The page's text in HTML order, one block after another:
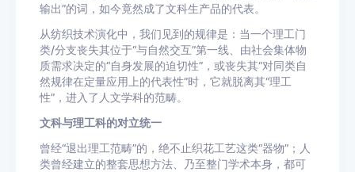
输出”的词，如今竟然成了文科生产品的代表。
从纺织技术演化中，我们见到的规律是：当一个理工门
类/分支丧失其位于“与自然交互”第一线、由社会集体物
质需求决定的“自身发展的迫切性”，或丧失其“对同类自
然规律在定量应用上的代表性”时，它就脱离其“理工
性”，进入了人文学科的范畴。
文科与理工科的对立统一
曾经“退出理工范畴”的，绝不止织花工艺这类“器物”；人
类曾经建立的整套思想方法、乃至整门学术本身，都可